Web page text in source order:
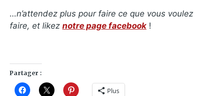
…n’attendez plus pour faire ce que vous voulez
faire, et likez notre page facebook !
Partager :
Plus